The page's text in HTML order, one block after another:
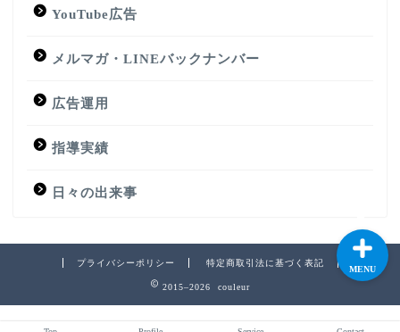
YouTube広告
メルマガ・LINEバックナンバー
広告運用
指導実績
日々の出来事
プライバシーポリシー 特定商取引法に基づく表記
2015–2026 couleur
MENU